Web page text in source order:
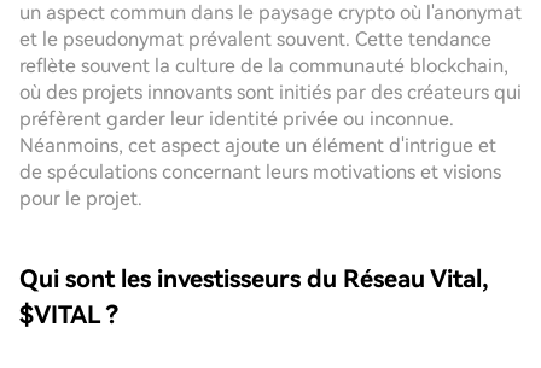
un aspect commun dans le paysage crypto où l'anonymat
et le pseudonymat prévalent souvent. Cette tendance
reflète souvent la culture de la communauté blockchain,
où des projets innovants sont initiés par des créateurs qui
préfèrent garder leur identité privée ou inconnue.
Néanmoins, cet aspect ajoute un élément d'intrigue et
de spéculations concernant leurs motivations et visions
pour le projet.
Qui sont les investisseurs du Réseau Vital,
$VITAL ?